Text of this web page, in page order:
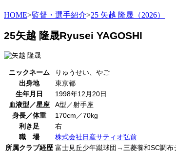
HOME>監督・選手紹介>25 矢越 隆晟（2026）
25矢越 隆晟Ryusei YAGOSHI
ニックネーム
りゅうせい、やご
出身地
東京都
生年月日
1998年12月20日
血液型／星座
A型／射手座
身長／体重
170cm／70kg
利き足
右
職 場
株式会社日産サティオ弘前
所属クラブ経歴 富士見丘少年蹴球団→三菱養和SC調